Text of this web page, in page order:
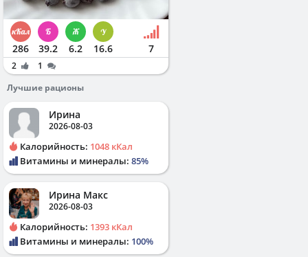
286 39.2 6.2 16.6 7
2
1
Лучшие рационы
Ирина
2026-08-03
Калорийность: 1048 кКал
Витамины и минералы: 85%
Ирина Макс
2026-08-03
Калорийность: 1393 кКал
Витамины и минералы: 100%